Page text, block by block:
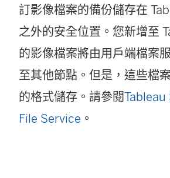
訂影像檔案的備份儲存在
之外的安全位置。您新增至
的影像檔案將由用戶端檔案
至其他節點。但是，這些檔
的格式儲存。請參閱
File Service 。